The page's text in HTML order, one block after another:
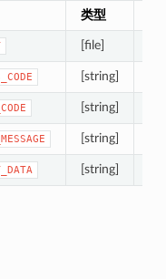
类型
[file]
[string]
[string]
[string]
[string]